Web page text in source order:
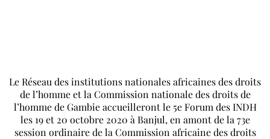
Le Réseau des institutions nationales africaines des droits
de l’homme et la Commission nationale des droits de
l’homme de Gambie accueilleront le 5e Forum des INDH
les 19 et 20 octobre 2020 à Banjul, en amont de la 73e
session ordinaire de la Commission africaine des droits